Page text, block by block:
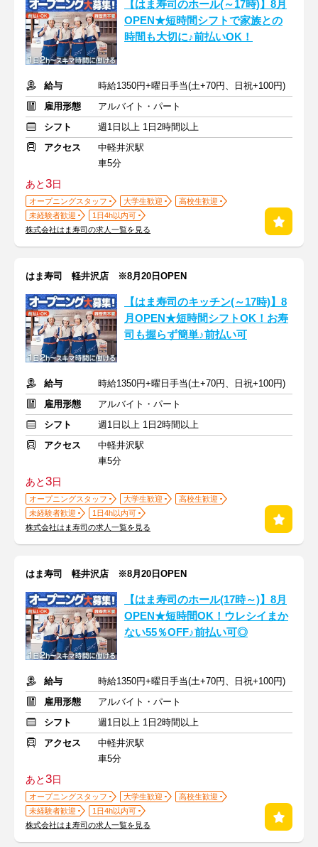
【はま寿司のホール(～17時)】8月
OPEN★短時間シフトで家族との
時間も大切に♪前払いOK！
給与
時給1350円+曜日手当(土+70円、日祝+100円)
雇用形態
アルバイト・パート
シフト
週1日以上 1日2時間以上
アクセス
中軽井沢駅
車5分
あと3日
オープニングスタッフ 大学生歓迎
高校生歓迎
未経験者歓迎
1日4h以内可
株式会社はま寿司の求人一覧を見る
はま寿司 軽井沢店 ※8月20日OPEN
【はま寿司のキッチン(～17時)】8
月OPEN★短時間シフトOK！お寿
司も握らず簡単♪前払い可
給与
時給1350円+曜日手当(土+70円、日祝+100円)
雇用形態
アルバイト・パート
シフト
週1日以上 1日2時間以上
アクセス
中軽井沢駅
車5分
あと3日
オープニングスタッフ 大学生歓迎
高校生歓迎
未経験者歓迎
1日4h以内可
株式会社はま寿司の求人一覧を見る
はま寿司 軽井沢店 ※8月20日OPEN
【はま寿司のホール(17時～)】8月
OPEN★短時間OK！ウレシイまか
ない55％OFF♪前払い可◎
給与
時給1350円+曜日手当(土+70円、日祝+100円)
雇用形態
アルバイト・パート
シフト
週1日以上 1日2時間以上
アクセス
中軽井沢駅
車5分
あと3日
オープニングスタッフ 大学生歓迎
高校生歓迎
未経験者歓迎
1日4h以内可
株式会社はま寿司の求人一覧を見る